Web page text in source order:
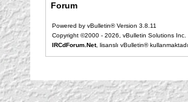
Forum
Powered by vBulletin® Version 3.8.11
Copyright ©2000 - 2026, vBulletin Solutions Inc.
IRCdForum.Net, lisanslı vBulletin®